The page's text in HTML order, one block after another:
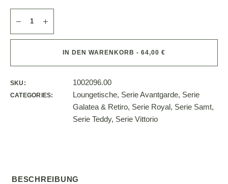
IN DEN WARENKORB - 64,00 €
SKU: 1002096.00
CATEGORIES: Loungetische, Serie Avantgarde, Serie
Galatea & Retiro, Serie Royal, Serie Samt,
Serie Teddy, Serie Vittorio
BESCHREIBUNG